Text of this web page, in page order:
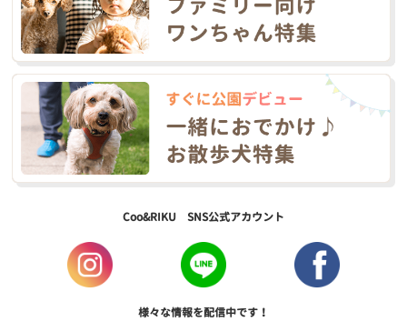
Coo&RIKU SNS公式アカウント
様々な情報を配信中です！